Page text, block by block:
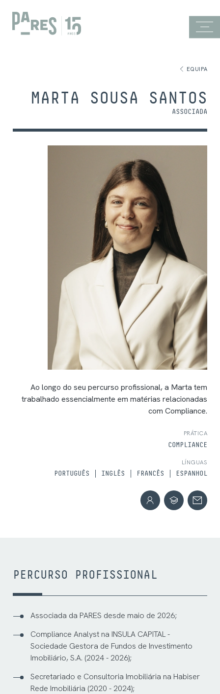
EQUIPA
MARTA SOUSA SANTOS
ASSOCIADA
Ao longo do seu percurso profissional, a Marta tem
trabalhado essencialmente em matérias relacionadas
com Compliance.
PRÁTICA
COMPLIANCE
LÍNGUAS
PORTUGUÊS INGLÊS FRANCÊS ESPANHOL
PERCURSO PROFISSIONAL
Associada da PARES desde maio de 2026;
Compliance Analyst na INSULA CAPITAL -
Sociedade Gestora de Fundos de Investimento
Imobiliário, S.A. (2024 - 2026);
Secretariado e Consultoria Imobiliária na Habiser
Rede Imobiliária (2020 - 2024);